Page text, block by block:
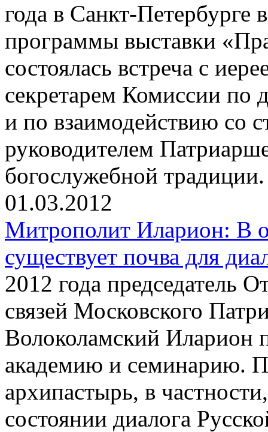
года в Санкт-Петербурге
программы выставки
состоялась встреча с
секретарем Комиссии по
и по взаимодействию со
руководителем
богослужебной традиции.
01.03.2012
Митрополит Иларион: В
существует почва для
2012 года председатель
связей Московского
Волоколамский Иларион
академию и семинарию.
архипастырь, в
состоянии диалога